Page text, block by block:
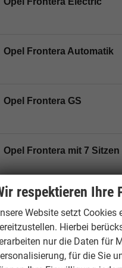
Opel Frontera Automatik
Opel Frontera GS
Opel Frontera mit 7 Sitzen
Opel Frontera
Tageszulassung
respektieren Ihre
Website setzt
Hierbei
nur die Daten für
für die Sie